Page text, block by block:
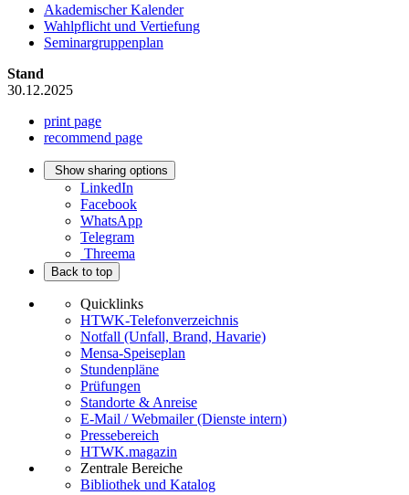
Akademischer Kalender
Wahlpflicht und Vertiefung
Seminargruppenplan
Stand
30.12.2025
print page
recommend page
Show sharing options
LinkedIn
Facebook
WhatsApp
Telegram
Threema
Back to top
Quicklinks
HTWK-Telefonverzeichnis
Notfall (Unfall, Brand, Havarie)
Mensa-Speiseplan
Stundenpläne
Prüfungen
Standorte & Anreise
E-Mail / Webmailer (Dienste intern)
Pressebereich
HTWK.magazin
Zentrale Bereiche
Bibliothek und Katalog